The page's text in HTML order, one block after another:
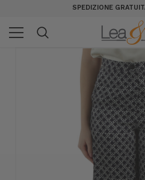
SPEDIZIONE